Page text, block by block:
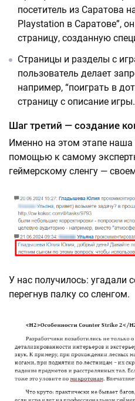
посетитель из Саратова
Playstation в Саратове”,
страницу, созданную
Страницы и разделы с
пользователь делает
например, “поиграть в
страницу с описание игры.
Шаг третий — создание
Именно на этом этапе наша
помощью к самому
геймерскому сленгу —
У нас получилось: угадали
перегнув палку со сленгом.